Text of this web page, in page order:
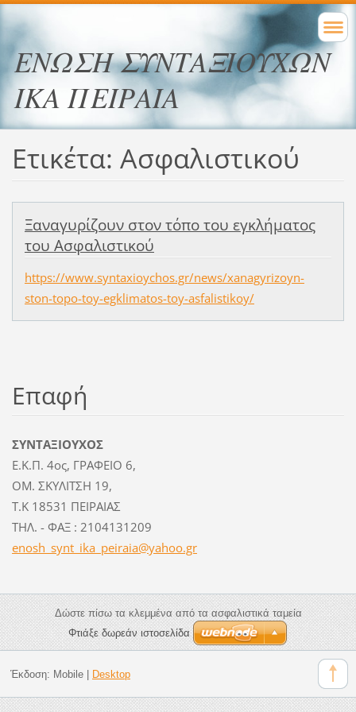
ΕΝΩΣΗ ΣΥΝΤΑΞΙΟΥΧΩΝ
ΙΚΑ ΠΕΙΡΑΙΑ
Ετικέτα: Ασφαλιστικού
Ξαναγυρίζουν στον τόπο του εγκλήματος
του Ασφαλιστικού
https://www.syntaxioychos.gr/news/xanagyrizoyn-
ston-topo-toy-egklimatos-toy-asfalistikoy/
Επαφή
ΣΥΝΤΑΞΙΟΥΧΟΣ
Ε.Κ.Π. 4ος, ΓΡΑΦΕΙΟ 6,
ΟΜ. ΣΚΥΛΙΤΣΗ 19,
Τ.Κ 18531 ΠΕΙΡΑΙΑΣ
ΤΗΛ. - ΦΑΞ : 2104131209
enosh_synt_ika_peiraia@yahoo.gr
Δώστε πίσω τα κλεμμένα από τα ασφαλιστικά ταμεία
Φτιάξε δωρεάν ιστοσελίδα
Έκδοση: Mobile| Desktop